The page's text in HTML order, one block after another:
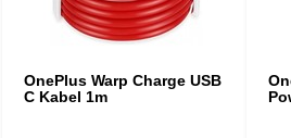
OnePlus Warp Charge USB
C Kabel 1m